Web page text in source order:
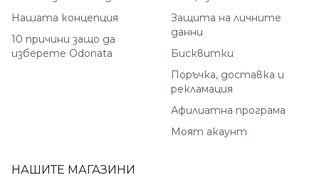
Нашата концепция
10 причини защо да
изберете Odonata
Защита на личните
данни
Бисквитки
Поръчка, доставка и
рекламация
Афилиатна програма
Моят акаунт
НАШИТЕ МАГАЗИНИ